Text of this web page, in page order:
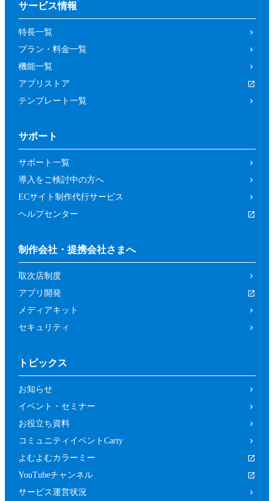
サービス情報
特長一覧
プラン・料金一覧
機能一覧
アプリストア
テンプレート一覧
サポート
サポート一覧
導入をご検討中の方へ
ECサイト制作代行サービス
ヘルプセンター
制作会社・提携会社さまへ
取次店制度
アプリ開発
メディアキット
セキュリティ
トピックス
お知らせ
イベント・セミナー
お役立ち資料
コミュニティイベントCarty
よむよむカラーミー
YouTubeチャンネル
サービス運営状況